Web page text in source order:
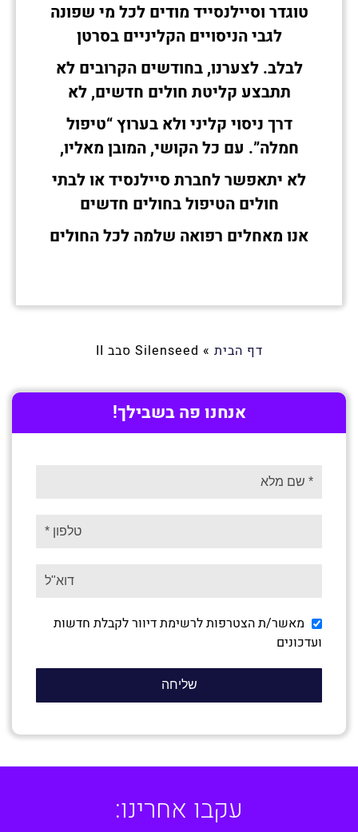
טוגדר וסיילנסייד מודים לכל מי שפונה
לגבי הניסויים הקלינייםבסרטן
לבלב. לצערנו, בחודשים הקרובים לא
תתבצע קליטת חולים חדשים, לא
דרך ניסוי קליני ולא בערוץ “טיפול
חמלה”. עם כל הקושי, המובן מאליו,
לא יתאפשר לחברת סיילנסיד או לבתי
חולים הטיפול בחולים חדשים
אנו מאחלים רפואה שלמה לכל החולים
דף הבית » Silenseed סבב II
אנחנו פה בשבילך!
מאשר/ת הצטרפות לרשימת דיוור לקבלת חדשות
ועדכונים
עקבו אחרינו: